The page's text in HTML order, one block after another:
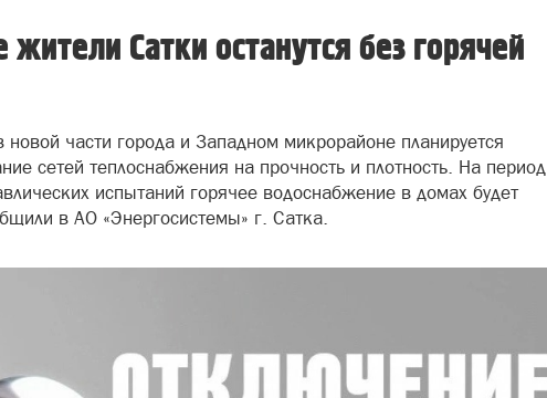
Сатки останутся без горячей
части города и Западном микрорайоне планируется
сетей теплоснабжения на прочность и плотность. На период
испытаний горячее водоснабжение в домах будет
в АО «Энергосистемы» г. Сатка.